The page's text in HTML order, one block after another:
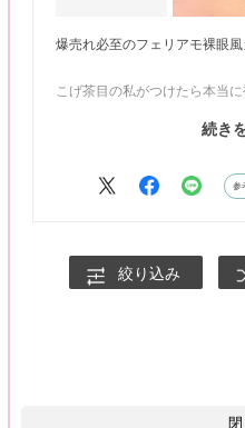
爆売れ必至のフェリアモ裸眼
こげ茶目の私がつけたら本当
象がシャープになります✨
のある瞳に💫
続き
参
絞り込み
閉